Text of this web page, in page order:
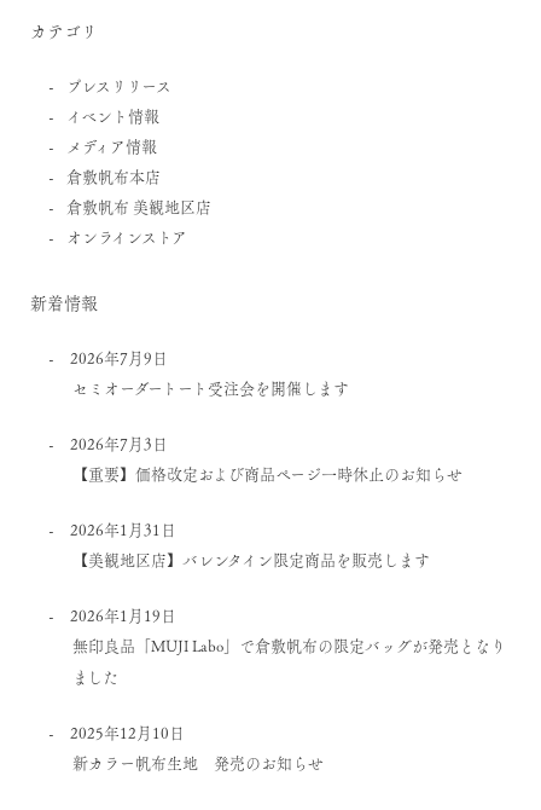
カテゴリ
プレスリリース
イベント情報
メディア情報
倉敷帆布本店
倉敷帆布 美観地区店
オンラインストア
新着情報
2026年7月9日
セミオーダートート受注会を開催します
2026年7月3日
【重要】価格改定および商品ページ一時休止のお知らせ
2026年1月31日
【美観地区店】バレンタイン限定商品を販売します
2026年1月19日
無印良品「MUJI Labo」で倉敷帆布の限定バッグが発売となり
ました
2025年12月10日
新カラー帆布生地 発売のお知らせ